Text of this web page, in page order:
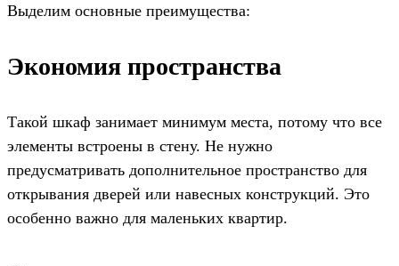
Выделим основные преимущества:
Экономия пространства
Такой шкаф занимает минимум места, потому что все
элементы встроены в стену. Не нужно
предусматривать дополнительное пространство для
открывания дверей или навесных конструкций. Это
особенно важно для маленьких квартир.